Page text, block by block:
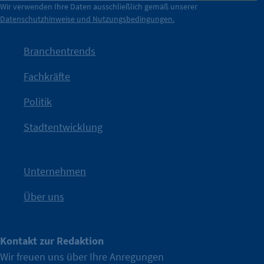
IHK Berlin. Offizieller Unterstützer der Berliner Wirtschaft.
Nach einer aufmerksamkeitsstarken Teaserphase geht die
Kampagne der IHK Berlin in die nächste Stufe. Mit
IHK?“wurde bewusst Neugier geweckt und Gespräche
mit Haltung.
Die Unternehmer stehen stellvertretend für die Vielfalt
der Berliner Wirtschaft.
Wir verwenden Ihre Daten ausschließlich gemäß unserer
Datenschutzhinweise und Nutzungsbedingungen.
Branchentrends
Fachkräfte
Politik
Stadtentwicklung
Unternehmen
Über uns
Kontakt zur Redaktion
Wir freuen uns über Ihre Anregungen